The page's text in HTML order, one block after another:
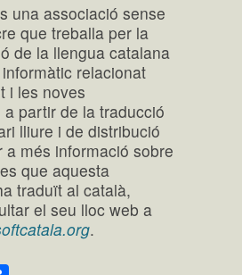
una associació sense
que treballa per la
de la llengua catalana
relacionat
i les noves
partir de la traducció
lliure i de distribució
a més informació sobre
que aquesta
traduït al català,
el seu lloc web a
.